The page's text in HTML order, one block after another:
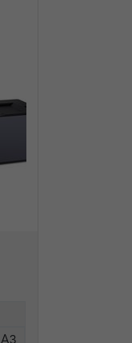
A3